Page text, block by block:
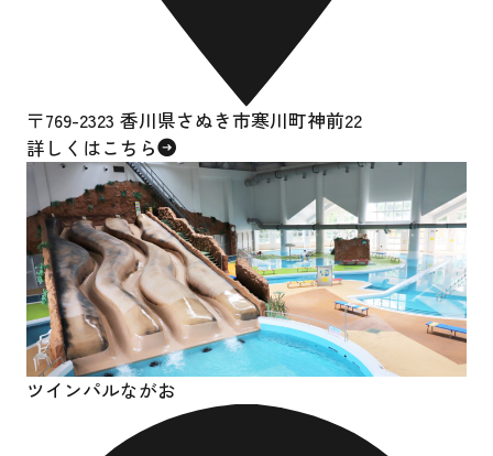
〒769-2323 香川県さぬき市寒川町神前22
詳しくはこちら
ツインパルながお